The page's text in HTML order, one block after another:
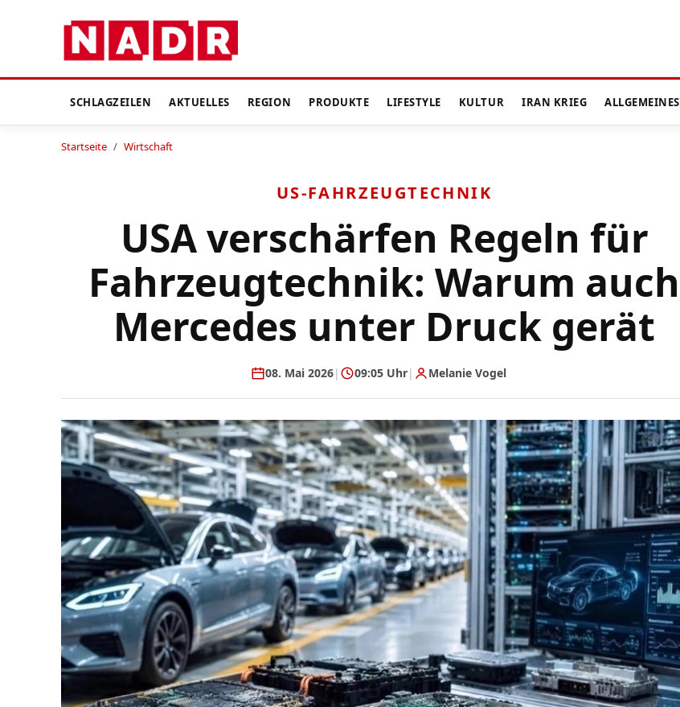
SCHLAGZEILEN AKTUELLES REGION PRODUKTE LIFESTYLE KULTUR IRAN KRIEG ALLGEMEINES
Startseite / Wirtschaft
US-FAHRZEUGTECHNIK
USA verschärfen Regeln für
Fahrzeugtechnik: Warum auch
Mercedes unter Druck gerät
08. Mai 2026| 09:05 Uhr| Melanie Vogel